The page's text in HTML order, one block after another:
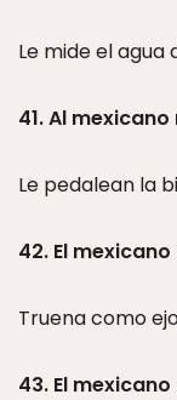
Le mide el agua
41. Al
Le pedalean la
42. El
Truena como
43. El